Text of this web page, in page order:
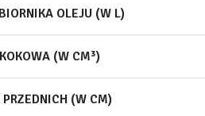
OLEJU (W L)
(W CM³)
(W CM)